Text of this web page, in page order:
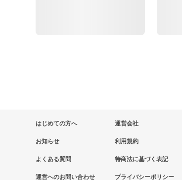
はじめての方へ
お知らせ
よくある質問
運営へのお問い合わせ
運営会社
利用規約
特商法に基づく表記
プライバシーポリシー